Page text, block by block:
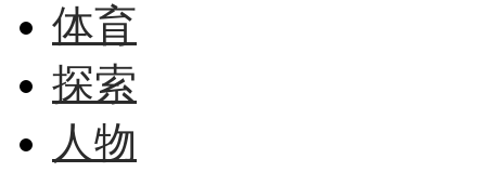
体育
探索
人物